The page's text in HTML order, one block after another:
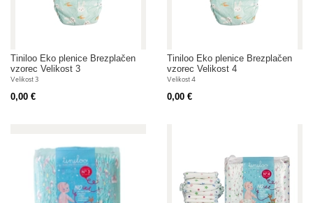
Tiniloo Eko plenice Brezplačen
vzorec Velikost 3
Velikost 3
0,00 €
Tiniloo Eko plenice Brezplačen
vzorec Velikost 4
Velikost 4
0,00 €